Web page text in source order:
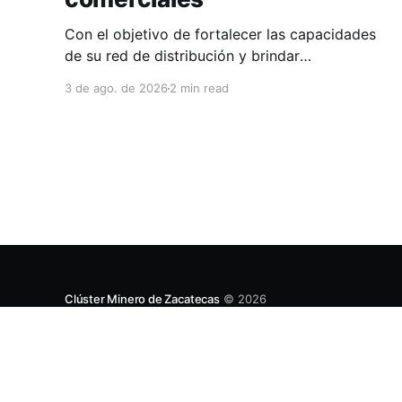
Con el objetivo de fortalecer las capacidades
de su red de distribución y brindar
desempeño comercial y técnico, Milwaukee
3 de ago. de 2026 2 min read
Clúster Minero de Zacatecas© 2026